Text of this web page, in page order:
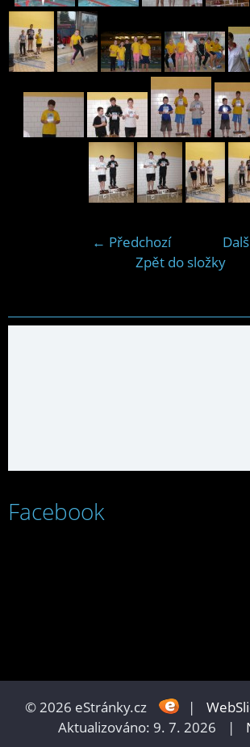
← Předchozí
Zpět do složky
Facebook
© 2026 eStránky.cz |
Aktualizováno: 9. 7. 2026
|